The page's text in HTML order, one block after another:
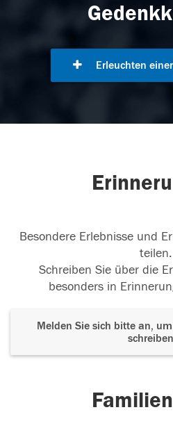
Erleuchten
Besondere Erlebnisse und
teilen.
Schreiben Sie über die
besonders in
Melden Sie sich bitte an,
schreiben